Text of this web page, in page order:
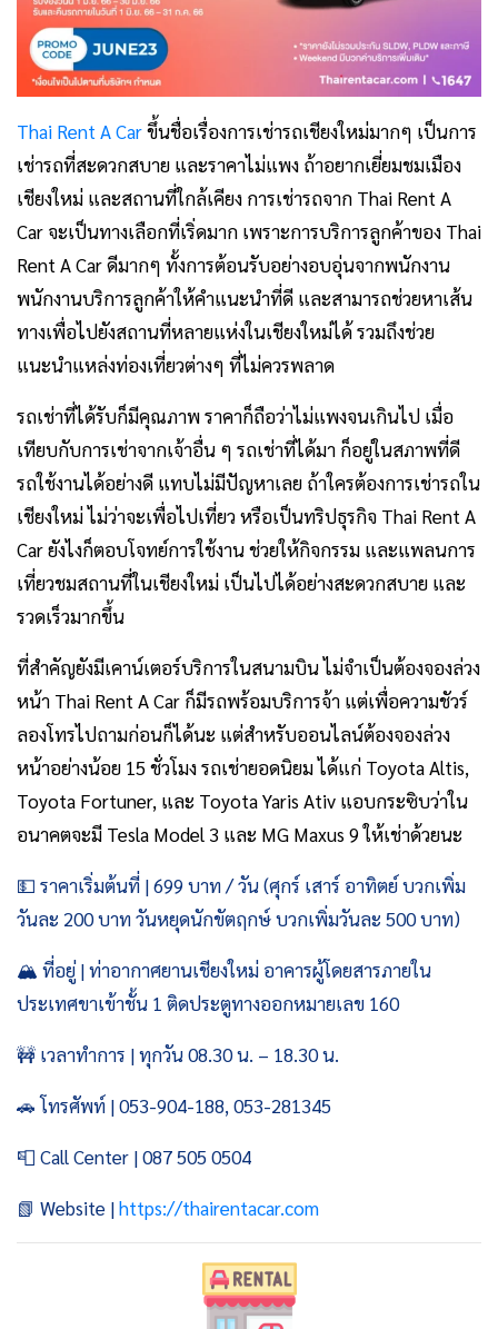
Thai Rent A Carขึ้นชื่อเรื่องการเช่ารถเชียงใหม่มากๆ เป็นการ
เช่ารถที่สะดวกสบาย และราคาไม่แพง ถ้าอยากเยี่ยมชมเมือง
เชียงใหม่ และสถานที่ใกล้เคียง การเช่ารถจาก Thai Rent A
Car จะเป็นทางเลือกที่เริ่ดมาก เพราะการบริการลูกค้าของ Thai
Rent A Car ดีมากๆ ทั้งการต้อนรับอย่างอบอุ่นจากพนักงาน
พนักงานบริการลูกค้าให้คำแนะนำที่ดี และสามารถช่วยหาเส้น
ทางเพื่อไปยังสถานที่หลายแห่งในเชียงใหม่ได้ รวมถึงช่วย
แนะนำแหล่งท่องเที่ยวต่างๆ ที่ไม่ควรพลาด
รถเช่าที่ได้รับก็มีคุณภาพ ราคาก็ถือว่าไม่แพงจนเกินไป เมื่อ
เทียบกับการเช่าจากเจ้าอื่น ๆ รถเช่าที่ได้มา ก็อยู่ในสภาพที่ดี
รถใช้งานได้อย่างดี แทบไม่มีปัญหาเลย ถ้าใครต้องการเช่ารถใน
เชียงใหม่ ไม่ว่าจะเพื่อไปเที่ยว หรือเป็นทริปธุรกิจ Thai Rent A
Car ยังไงก็ตอบโจทย์การใช้งาน ช่วยให้กิจกรรม และแพลนการ
เที่ยวชมสถานที่ในเชียงใหม่ เป็นไปได้อย่างสะดวกสบาย และ
รวดเร็วมากขึ้น
ที่สำคัญยังมีเคาน์เตอร์บริการในสนามบิน ไม่จำเป็นต้องจองล่วง
หน้า Thai Rent A Car ก็มีรถพร้อมบริการจ้า แต่เพื่อความชัวร์
ลองโทรไปถามก่อนก็ได้นะ แต่สำหรับออนไลน์ต้องจองล่วง
หน้าอย่างน้อย 15 ชั่วโมง รถเช่ายอดนิยม ได้แก่ Toyota Altis,
Toyota Fortuner, และ Toyota Yaris Ativ แอบกระซิบว่าใน
อนาคตจะมี Tesla Model 3 และ MG Maxus 9 ให้เช่าด้วยนะ
💵 ราคาเริ่มต้นที่ | 699 บาท / วัน (ศุกร์ เสาร์ อาทิตย์ บวกเพิ่ม
วันละ 200 บาท วันหยุดนักขัตฤกษ์ บวกเพิ่มวันละ 500 บาท)
🏔️ ที่อยู่ | ท่าอากาศยานเชียงใหม่ อาคารผู้โดยสารภายใน
ประเทศขาเข้าชั้น 1 ติดประตูทางออกหมายเลข 160
🚧 เวลาทำการ | ทุกวัน 08.30 น. – 18.30 น.
🚗 โทรศัพท์ | 053-904-188, 053-281345
📮 Call Center | 087 505 0504
📗 Website |https://thairentacar.com